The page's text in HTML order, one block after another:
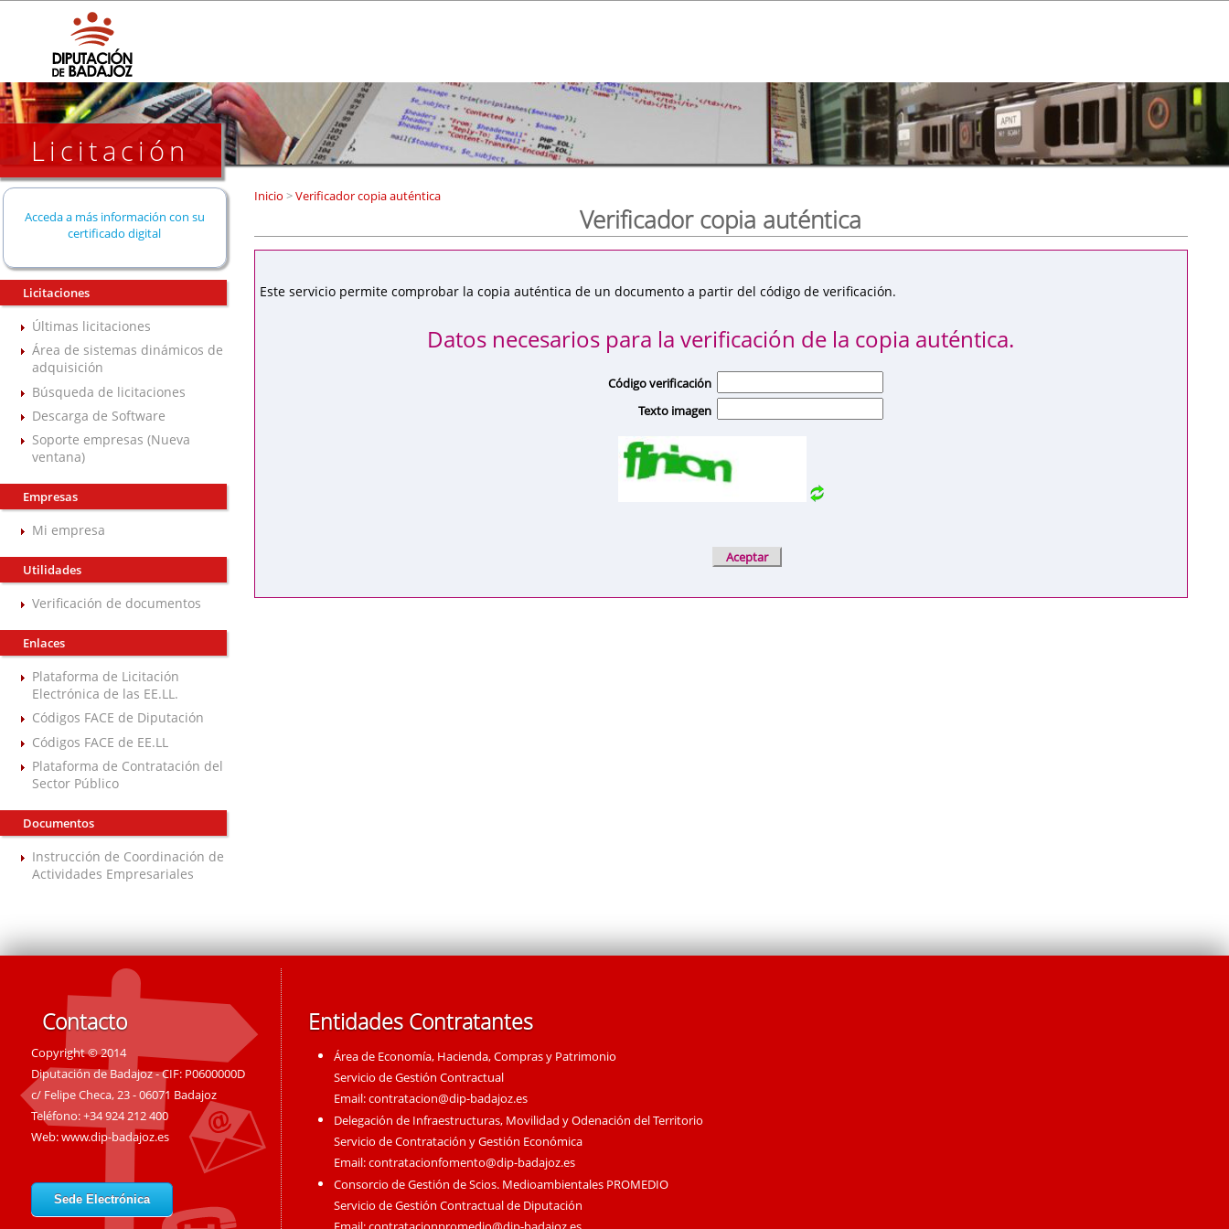
Licitación
Acceda a más información con su
certificado digital
Licitaciones
Últimas licitaciones
Área de sistemas dinámicos de
adquisición
Búsqueda de licitaciones
Descarga de Software
Soporte empresas (Nueva
ventana)
Empresas
Mi empresa
Utilidades
Verificación de documentos
Enlaces
Plataforma de Licitación
Electrónica de las EE.LL.
Códigos FACE de Diputación
Códigos FACE de EE.LL
Plataforma de Contratación del
Sector Público
Documentos
Instrucción de Coordinación de
Actividades Empresariales
Inicio >Verificador copia auténtica
Verificador copia auténtica
Este servicio permite comprobar la copia auténtica de un documento a partir del código de verificación.
Datos necesarios para la verificación de la copia auténtica.
Código verificación
Texto imagen
Contacto
Copyright © 2014
Diputación de Badajoz - CIF: P0600000D
c/ Felipe Checa, 23 - 06071 Badajoz
Teléfono: +34 924 212 400
Web:www.dip-badajoz.es
Sede Electrónica
Entidades Contratantes
Área de Economía, Hacienda, Compras y Patrimonio
Servicio de Gestión Contractual
Email:contratacion@dip-badajoz.es
Delegación de Infraestructuras, Movilidad y Odenación del Territorio
Servicio de Contratación y Gestión Económica
Email:contratacionfomento@dip-badajoz.es
Consorcio de Gestión de Scios. Medioambientales PROMEDIO
Servicio de Gestión Contractual de Diputación